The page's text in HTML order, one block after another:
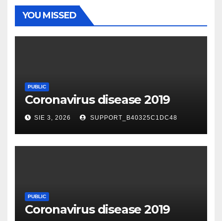
YOU MISSED
PUBLIC
Coronavirus disease 2019
SIE 3, 2026 SUPPORT_B40325C1DC48
PUBLIC
Coronavirus disease 2019